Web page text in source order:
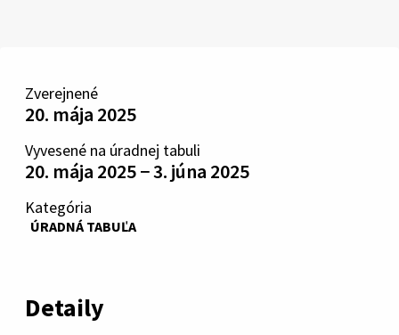
Zverejnené
20. mája 2025
Vyvesené na úradnej tabuli
20. mája 2025 − 3. júna 2025
Kategória
ÚRADNÁ TABUĽA
Detaily